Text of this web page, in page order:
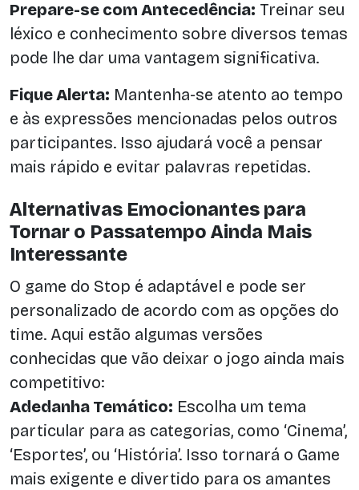
Prepare-se com Antecedência: Treinar seu
léxico e conhecimento sobre diversos temas
pode lhe dar uma vantagem significativa.
Fique Alerta: Mantenha-se atento ao tempo
e às expressões mencionadas pelos outros
participantes. Isso ajudará você a pensar
mais rápido e evitar palavras repetidas.
Alternativas Emocionantes para
Tornar o Passatempo Ainda Mais
Interessante
O game do Stop é adaptável e pode ser
personalizado de acordo com as opções do
time. Aqui estão algumas versões
conhecidas que vão deixar o jogo ainda mais
competitivo:
Adedanha Temático: Escolha um tema
particular para as categorias, como ‘Cinema’,
‘Esportes’, ou ‘História’. Isso tornará o Game
mais exigente e divertido para os amantes